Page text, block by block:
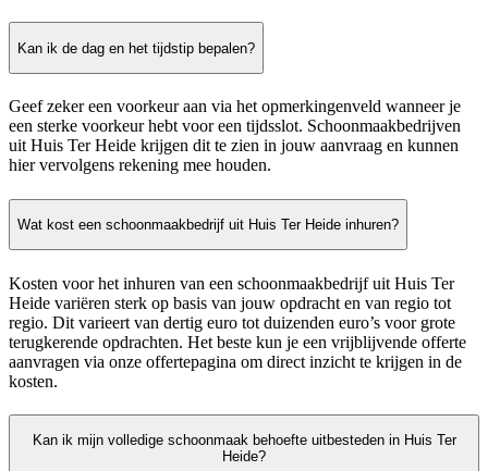
Kan ik de dag en het tijdstip bepalen?
Geef zeker een voorkeur aan via het opmerkingenveld wanneer je
een sterke voorkeur hebt voor een tijdsslot. Schoonmaakbedrijven
uit Huis Ter Heide krijgen dit te zien in jouw aanvraag en kunnen
hier vervolgens rekening mee houden.
Wat kost een schoonmaakbedrijf uit Huis Ter Heide inhuren?
Kosten voor het inhuren van een schoonmaakbedrijf uit Huis Ter
Heide variëren sterk op basis van jouw opdracht en van regio tot
regio. Dit varieert van dertig euro tot duizenden euro’s voor grote
terugkerende opdrachten. Het beste kun je een vrijblijvende offerte
aanvragen via onze offertepagina om direct inzicht te krijgen in de
kosten.
Kan ik mijn volledige schoonmaak behoefte uitbesteden in Huis Ter
Heide?